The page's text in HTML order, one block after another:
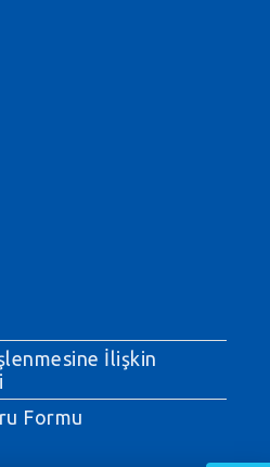
İlişkin
Formu